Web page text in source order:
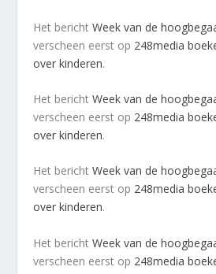
Het berichtWeek van de
verscheen eerst op 248media
over kinderen.
Het berichtWeek van de
verscheen eerst op 248media
over kinderen.
Het berichtWeek van de
verscheen eerst op 248media
over kinderen.
Het berichtWeek van de
verscheen eerst op 248media